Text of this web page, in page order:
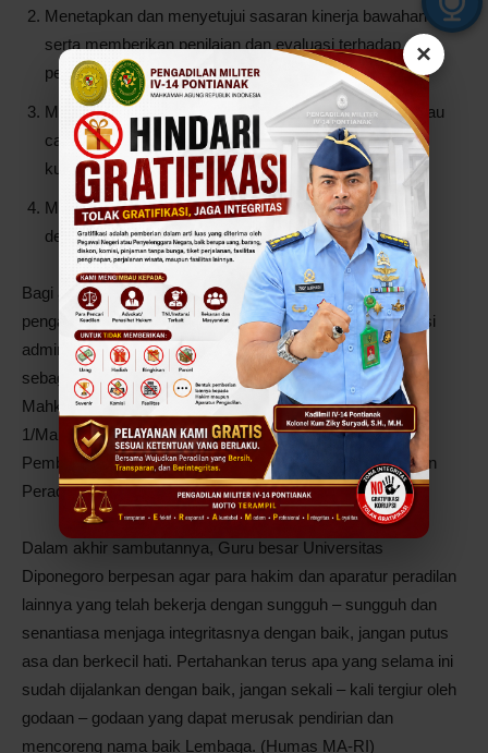
×
Menetapkan dan menyetujui sasaran kinerja bawahan
serta memberikan penilaian dan evaluasi terhadap
pelaksanaan tugas capaian kinerja bawahan.
Menjelaskan, membuat, dan menyepakati prosedur atau
cara pelaksanaan pekerjaan atau kegiatan yang dinilai
kurang jelas atau belum diatur secara khusus.
Membina bawahan agar dapat melaksanakan tugas
dengan baik.
Bagi atasan langsung yang terbukti tidak melaksanakan
pengawasan dan pembinaan tersebut, akan dijatuhi sanksi
administratif karena telah melalaikan kewajibannya
sebagaimana ditegaskan dalam butir 4 Maklumat Ketua
Mahkamah Agung Republik Indonesia Nomor
1/Maklumat/KMA/IX/2017 tentang Pengawasan dan
Pembinaan Hakim, Aparatur Mahkamah Agung dan Badan
Peradilan di bawahnya, ujar Prof. Dr. H.M Syarifuddin.
Dalam akhir sambutannya, Guru besar Universitas
Diponegoro berpesan agar para hakim dan aparatur peradilan
lainnya yang telah bekerja dengan sungguh – sungguh dan
senantiasa menjaga integritasnya dengan baik, jangan putus
asa dan berkecil hati. Pertahankan terus apa yang selama ini
sudah dijalankan dengan baik, jangan sekali – kali tergiur oleh
godaan – godaan yang dapat merusak pendirian dan
mencoreng nama baik Lembaga. (Humas MA-RI)